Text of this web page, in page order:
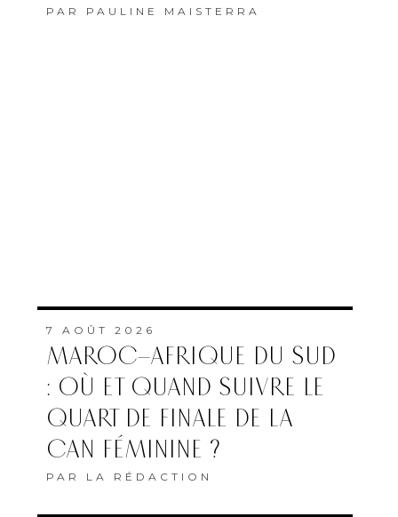
PAR PAULINE MAISTERRA
7 AOÛT 2026
MAROC–AFRIQUE DU SUD
: OÙ ET QUAND SUIVRE LE
QUART DE FINALE DE LA
CAN FÉMININE ?
PAR LA RÉDACTION